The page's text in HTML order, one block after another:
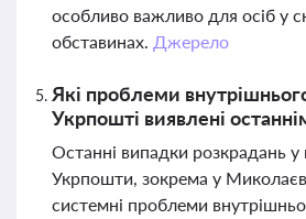
особливо важливо для осіб у
обставинах. Джерело
Які проблеми
Укрпошті виявлені
Останні випадки розкрадань у
Укрпошти, зокрема у
системні проблеми